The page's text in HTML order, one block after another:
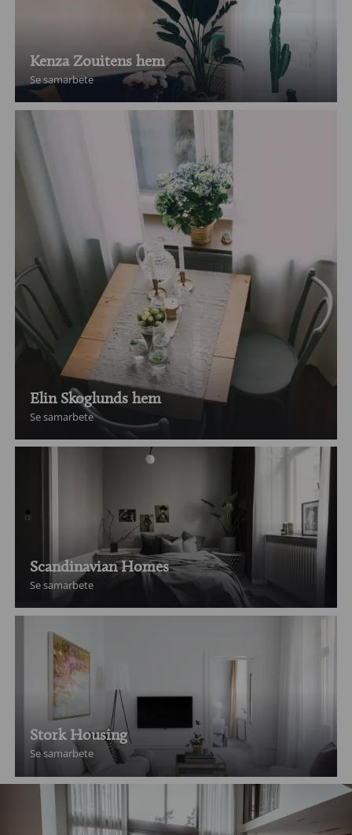
Kenza Zouitens hem
Se samarbete
Elin Skoglunds hem
Se samarbete
Scandinavian Homes
Se samarbete
Stork Housing
Se samarbete